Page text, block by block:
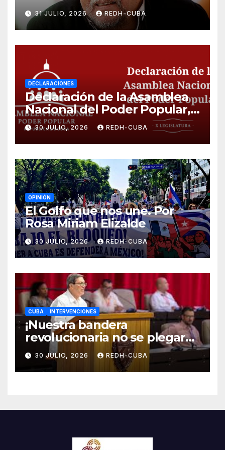
31 JULIO, 2026 REDH-CUBA
DECLARACIONES
Declaración de la Asamblea
Nacional del Poder Popular,
¡Cesen el cerco energético y
el castigo colectivo al pueblo
cubano!
30 JULIO, 2026 REDH-CUBA
OPINIÓN
El Golfo que nos une. Por
Rosa Miriam Elizalde
30 JULIO, 2026 REDH-CUBA
CUBA INTERVENCIONES
¡Nuestra bandera
revolucionaria no se plegará
jamás! Por Bruno Rodríguez
Parrilla
30 JULIO, 2026 REDH-CUBA